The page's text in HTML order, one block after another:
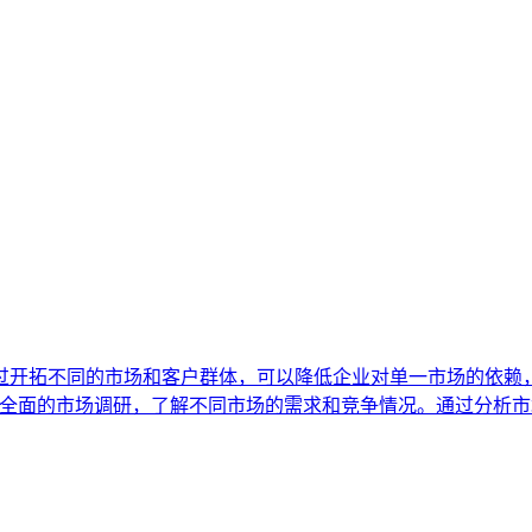
拓不同的市场和客户群体，可以降低企业对单一市场的依
面的市场调研，了解不同市场的需求和竞争情况。通过分析